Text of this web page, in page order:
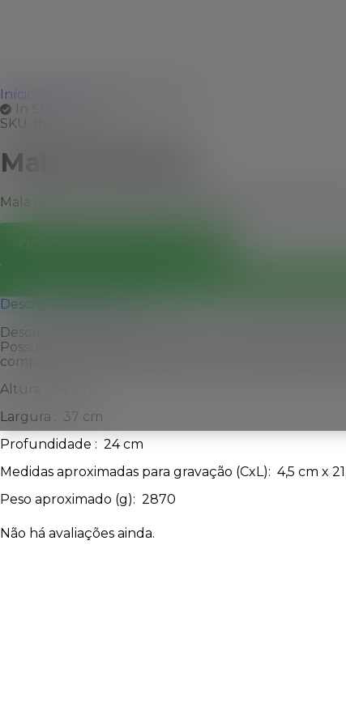
Início
In Stock
SKU:
Mala de Bordo
Mala de bordo 47 Litros com padrão ANAC (Agência
Descrição
Descrição:
Possui etiquetas de identificação embutidas na
compartimentos, bolso telado, cinta compressora
Altura
Largura : 37 cm
Profundidade : 24 cm
Medidas aproximadas para gravação (CxL): 4,5 cm x
Peso aproximado (g): 2870
Não há avaliações ainda.